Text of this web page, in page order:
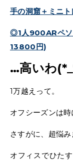
手の洞窟＋ミニ
◎1人900ARペソ
13800円)
…高いわ
1万越えって。
オフシーズンは時
さすがに、超悩み
オフィスでひた